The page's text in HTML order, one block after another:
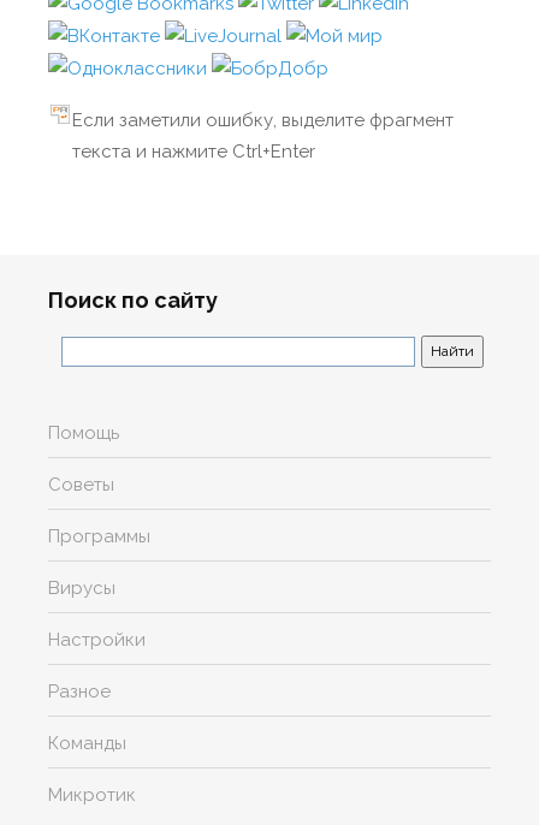
Если заметили ошибку, выделите фрагмент
текста и нажмите Ctrl+Enter
Поиск по сайту
Помощь
Советы
Программы
Вирусы
Настройки
Разное
Команды
Микротик